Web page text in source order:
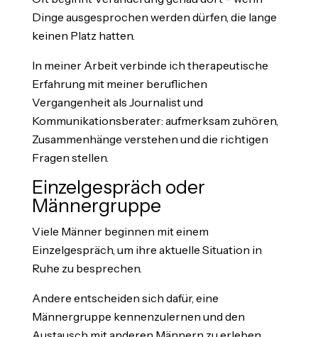
Dinge ausgesprochen werden dürfen, die lange
keinen Platz hatten.
In meiner Arbeit verbinde ich therapeutische
Erfahrung mit meiner beruflichen
Vergangenheit als Journalist und
Kommunikationsberater: aufmerksam zuhören,
Zusammenhänge verstehen und die richtigen
Fragen stellen.
Einzelgespräch oder
Männergruppe
Viele Männer beginnen mit einem
Einzelgespräch, um ihre aktuelle Situation in
Ruhe zu besprechen.
Andere entscheiden sich dafür, eine
Männergruppe kennenzulernen und den